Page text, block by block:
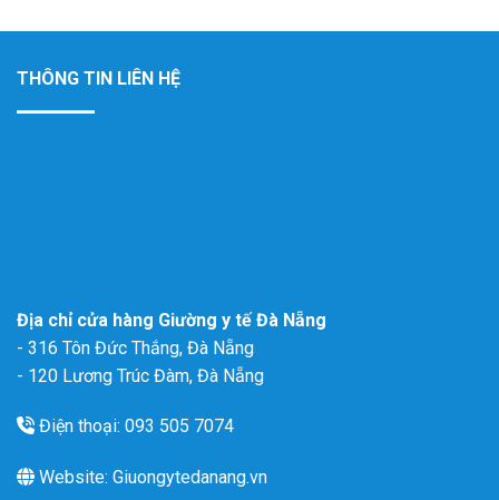
THÔNG TIN LIÊN HỆ
Địa chỉ cửa hàng Giường y tế Đà Nẵng
- 316 Tôn Đức Thắng, Đà Nẵng
- 120 Lương Trúc Đàm, Đà Nẵng
Điện thoại: 093 505 7074
Website: Giuongytedanang.vn